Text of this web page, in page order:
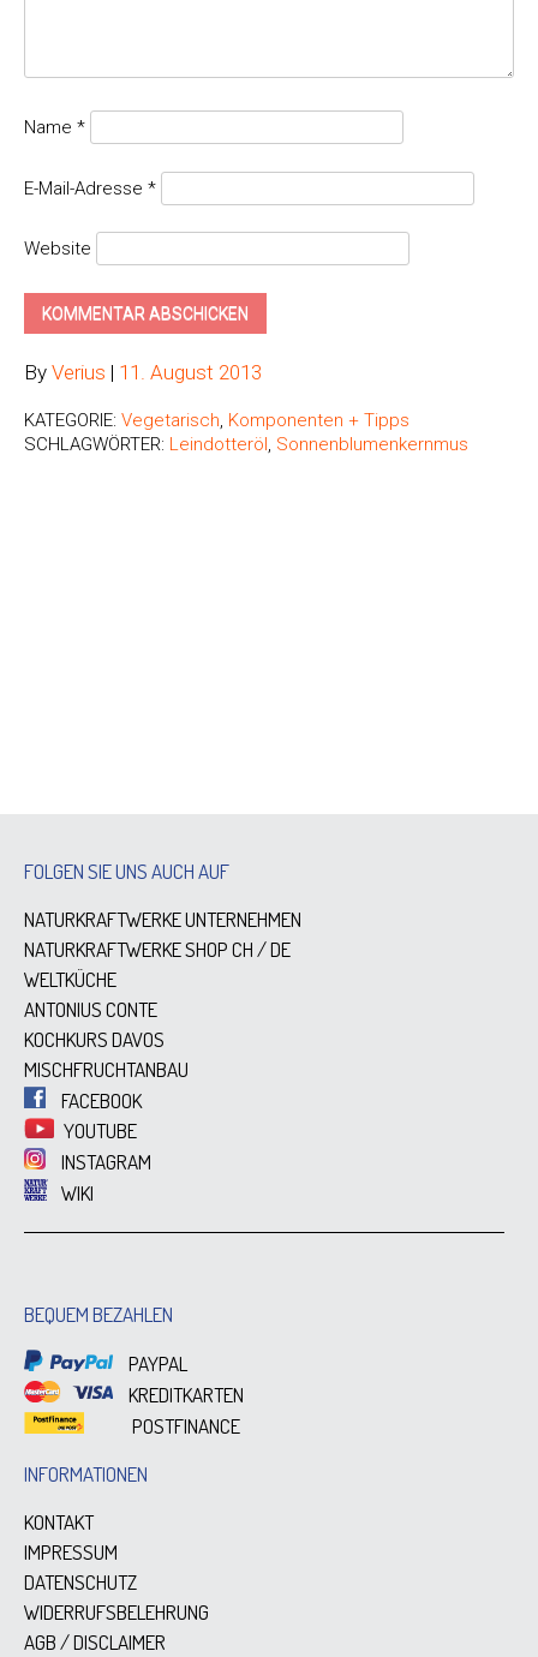
Name *
E-Mail-Adresse *
Website
By Verius | 11. August 2013
KATEGORIE: Vegetarisch, Komponenten + Tipps
SCHLAGWÖRTER: Leindotteröl, Sonnenblumenkernmus
FOLGEN SIE UNS AUCH AUF
NATURKRAFTWERKE UNTERNEHMEN
NATURKRAFTWERKE SHOPCH/DE
WELTKÜCHE
ANTONIUS CONTE
KOCHKURS DAVOS
MISCHFRUCHTANBAU
FACEBOOK
YOUTUBE
INSTAGRAM
WIKI
BEQUEM BEZAHLEN
PAYPAL
KREDITKARTEN
POSTFINANCE
INFORMATIONEN
KONTAKT
IMPRESSUM
DATENSCHUTZ
WIDERRUFSBELEHRUNG
AGB / DISCLAIMER